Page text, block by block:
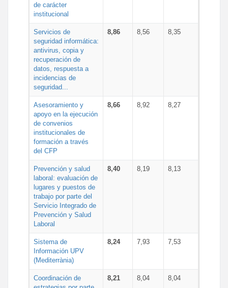
de carácter
institucional
Servicios de
seguridad informática:
antivirus, copia y
recuperación de
datos, respuesta a
incidencias de
seguridad...
8,86 8,56 8,35
Asesoramiento y
apoyo en la ejecución
de convenios
institucionales de
formación a través
del CFP
8,66 8,92 8,27
Prevención y salud
laboral: evaluación de
lugares y puestos de
trabajo por parte del
Servicio Integrado de
Prevención y Salud
Laboral
8,40 8,19 8,13
Sistema de
Información UPV
(Mediterrània)
8,24 7,93 7,53
Coordinación de
8,21 8,04 8,04